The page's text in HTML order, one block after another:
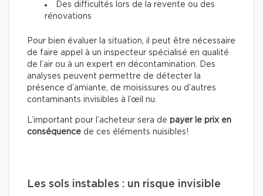
Des difficultés lors de la revente ou des
rénovations
Pour bien évaluer la situation, il peut être nécessaire
de faire appel à un inspecteur spécialisé en qualité
de l’air ou à un expert en décontamination. Des
analyses peuvent permettre de détecter la
présence d’amiante, de moisissures ou d’autres
contaminants invisibles à l’œil nu.
L’important pour l’acheteur sera de payer le prix en
conséquence de ces éléments nuisibles!
Les sols instables : un risque invisible